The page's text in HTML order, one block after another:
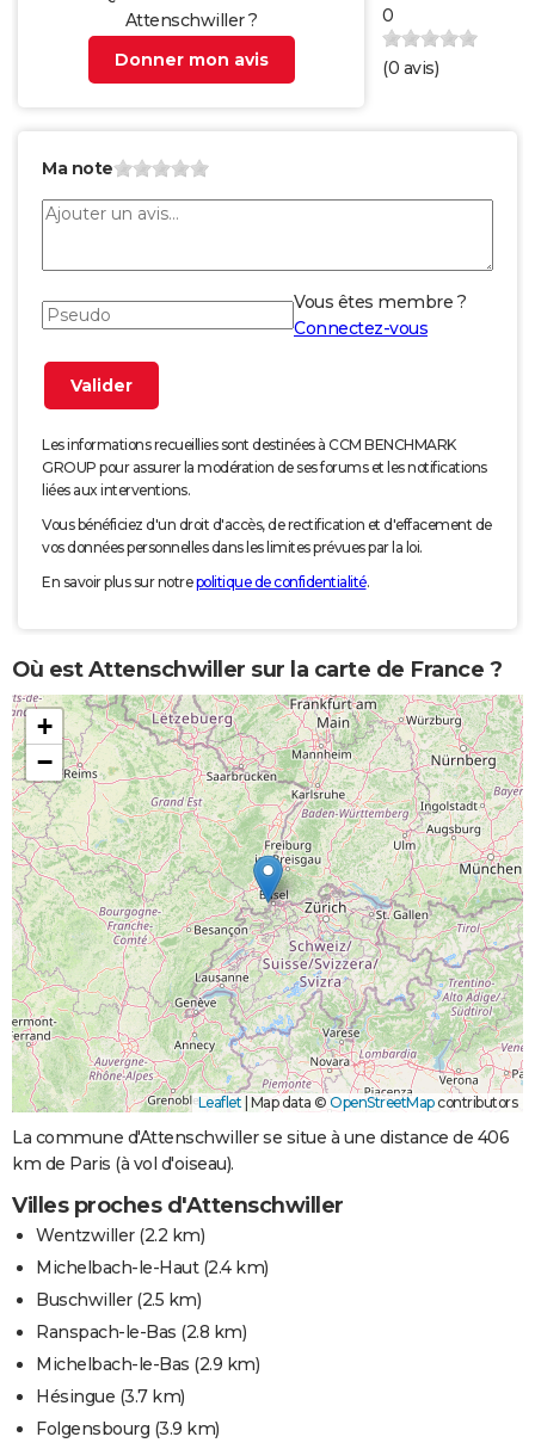
Attenschwiller ?
Donner mon avis
0
(0 avis)
Ma note
Vous êtes membre ?
Connectez-vous
Les informations recueillies sont destinées à CCM BENCHMARK
GROUP pour assurer la modération de ses forums et les notifications
liées aux interventions.
Vous bénéficiez d'un droit d'accès, de rectification et d'effacement de
vos données personnelles dans les limites prévues par la loi.
En savoir plus sur notrepolitique de confidentialité.
Où est Attenschwiller sur la carte de France ?
+
−
Leaflet Map data © OpenStreetMapcontributors
La commune d'Attenschwiller se situe à une distance de 406
km de Paris (à vol d'oiseau).
Villes proches d'Attenschwiller
Wentzwiller(2.2 km)
Michelbach-le-Haut(2.4 km)
Buschwiller(2.5 km)
Ranspach-le-Bas (2.8 km)
Michelbach-le-Bas (2.9 km)
Hésingue (3.7 km)
Folgensbourg (3.9 km)